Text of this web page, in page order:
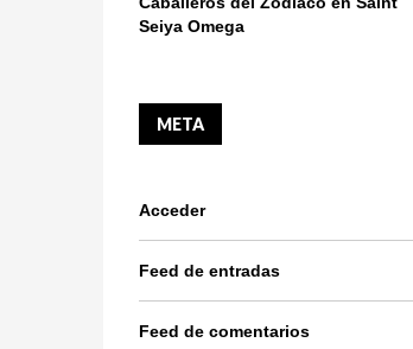
Seiya Omega
META
Acceder
Feed de entradas
Feed de comentarios